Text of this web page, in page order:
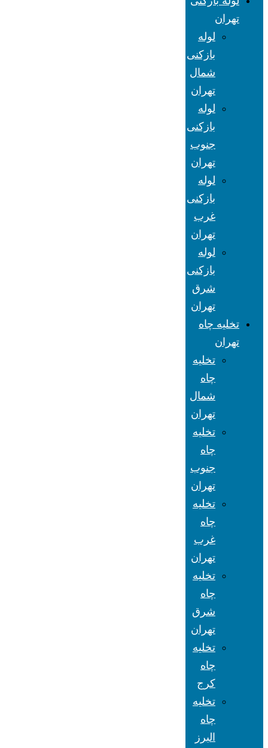
تهران
لوله
بازکنی
شمال
تهران
لوله
بازکنی
جنوب
تهران
لوله
بازکنی
غرب
تهران
لوله
بازکنی
شرق
تهران
تخلیه چاه
تهران
تخلیه
چاه
شمال
تهران
تخلیه
چاه
جنوب
تهران
تخلیه
چاه
غرب
تهران
تخلیه
چاه
شرق
تهران
تخلیه
چاه
کرج
تخلیه
چاه
البرز